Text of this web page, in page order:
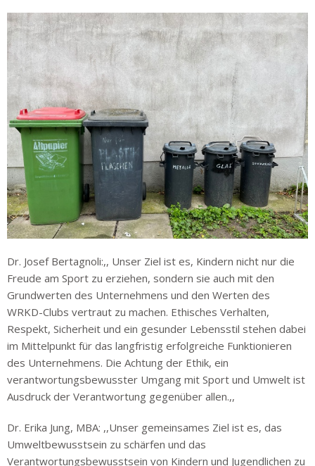
Dr. Josef Bertagnoli:,, Unser Ziel ist es, Kindern nicht nur die
Freude am Sport zu erziehen, sondern sie auch mit den
Grundwerten des Unternehmens und den Werten des
WRKD-Clubs vertraut zu machen. Ethisches Verhalten,
Respekt, Sicherheit und ein gesunder Lebensstil stehen dabei
im Mittelpunkt für das langfristig erfolgreiche Funktionieren
des Unternehmens. Die Achtung der Ethik, ein
verantwortungsbewusster Umgang mit Sport und Umwelt ist
Ausdruck der Verantwortung gegenüber allen.,,
Dr. Erika Jung, MBA: ,,Unser gemeinsames Ziel ist es, das
Umweltbewusstsein zu schärfen und das
Verantwortungsbewusstsein von Kindern und Jugendlichen zu